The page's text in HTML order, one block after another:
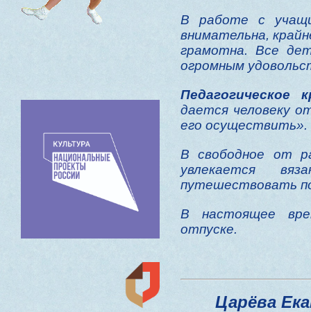
В работе с
внимательна,
грамотна. Все
огромным
Педагогическое
дается человеку
его осуществить».
В свободное от
увлекается
путешествовать
В настоящее
отпуске.
Царёва